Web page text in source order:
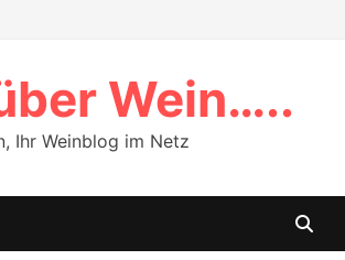
Wein…..
Ihr Weinblog im Netz